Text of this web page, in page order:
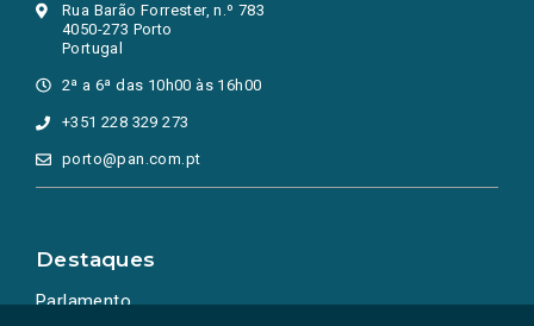
Rua Barão Forrester, n.º 783
4050-273 Porto
Portugal
2ª a 6ª das 10h00 às 16h00
+351 228 329 273
porto@pan.com.pt
Destaques
Parlamento